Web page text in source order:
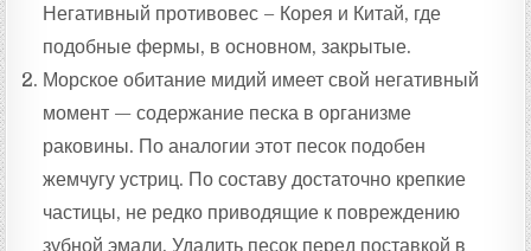
Негативный противовес – Корея и Китай, где
подобные фермы, в основном, закрытые.
Морское обитание мидий имеет свой негативный
момент — содержание песка в организме
раковины. По аналогии этот песок подобен
жемчугу устриц. По составу достаточно крепкие
частицы, не редко приводящие к повреждению
зубной эмали. Удалить песок перед поставкой в